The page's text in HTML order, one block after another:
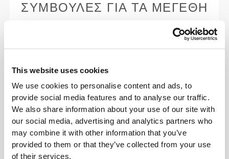
This website uses cookies
We use cookies to personalise content and ads, to
provide social media features and to analyse our traffic.
We also share information about your use of our site with
our social media, advertising and analytics partners who
may combine it with other information that you’ve
provided to them or that they’ve collected from your use
of their services.
ΣΥΜΒΟΥΛΈΣ ΓΙΑ ΤΑ ΜΕΓΈΘΗ
Στενό